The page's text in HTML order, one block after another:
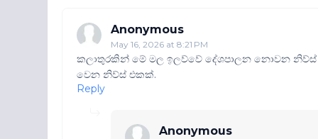
Anonymous
May 16, 2026 at 8:21 PM
කලාතුරකින් මේ මල ඉලව්වේ දේශපාලන නොවන නිව්ස්
වෙන නිව්ස් එකක්.
Reply
Anonymous